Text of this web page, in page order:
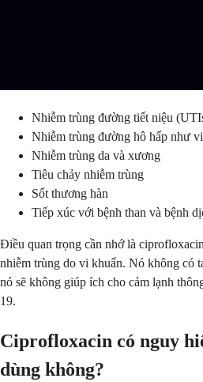
Nhiễm trùng đường tiết niệu
Nhiễm trùng đường hô hấp như
Nhiễm trùng da và xương
Tiêu chảy nhiễm trùng
Sốt thương hàn
Tiếp xúc với bệnh than và bệnh
Điều quan trọng cần nhớ là
nhiễm trùng do vi khuẩn. Nó không có
nó sẽ không giúp ích cho cảm lạnh
19.
Ciprofloxacin có nguy
dùng không?